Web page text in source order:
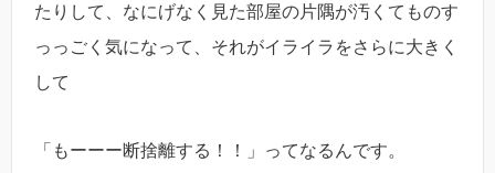
たりして、なにげなく見た部屋の片隅が汚くてものす
っっごく気になって、それがイライラをさらに大きく
して
「もーーー断捨離する！！」ってなるんです。